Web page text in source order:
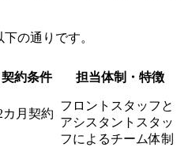
の通りです。
約条件 担当体制・特徴
カ月契約
フロントスタッフと
アシスタントスタッ
フによるチーム体制